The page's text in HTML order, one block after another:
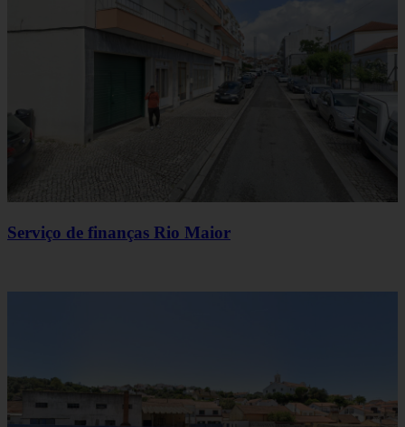
Serviço de finanças Rio Maior